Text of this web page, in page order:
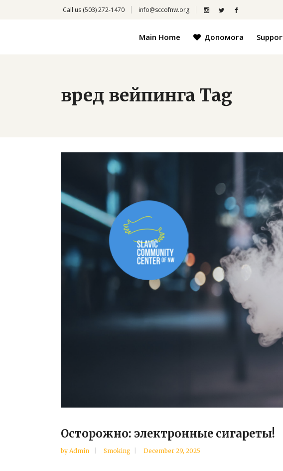
Call us (503) 272-1470 info@sccofnw.org
Main Home Допомога
вред вейпинга Tag
Осторожно: электронные сигареты!
by Admin Smoking December 29, 2025